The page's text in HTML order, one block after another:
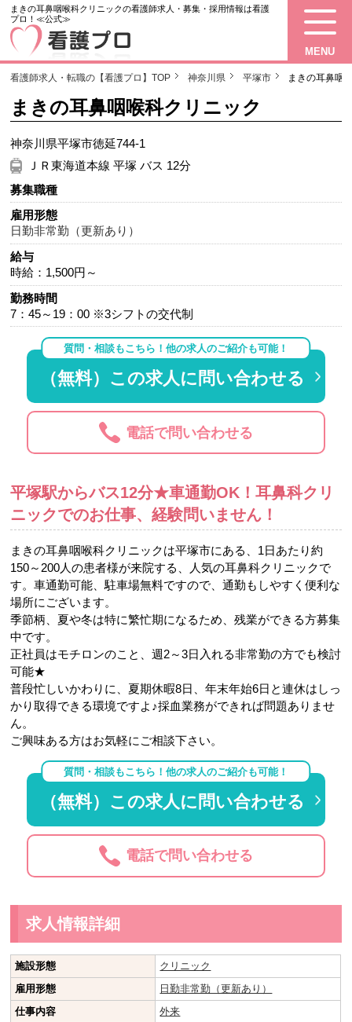
まきの耳鼻咽喉科クリニックの看護師求人・募集・採用情報は看護
プロ！≪公式≫
MENU
看護師求人・転職の【看護プロ】TOP 神奈川県 平塚市 まきの耳鼻咽
まきの耳鼻咽喉科クリニック
神奈川県平塚市徳延744-1
ＪＲ東海道本線 平塚 バス 12分
募集職種
雇用形態
日勤非常勤（更新あり）
給与
時給：1,500円～
勤務時間
7：45～19：00 ※3シフトの交代制
質問・相談もこちら！他の求人のご紹介も可能！
（無料）この求人に問い合わせる
電話で問い合わせる
平塚駅からバス12分★車通勤OK！耳鼻科クリ
ニックでのお仕事、経験問いません！
まきの耳鼻咽喉科クリニックは平塚市にある、1日あたり約
150～200人の患者様が来院する、人気の耳鼻科クリニックで
す。車通勤可能、駐車場無料ですので、通勤もしやすく便利な
場所にございます。
季節柄、夏や冬は特に繁忙期になるため、残業ができる方募集
中です。
正社員はモチロンのこと、週2～3日入れる非常勤の方でも検討
可能★
普段忙しいかわりに、夏期休暇8日、年末年始6日と連休はしっ
かり取得できる環境ですよ♪採血業務ができれば問題ありませ
ん。
ご興味ある方はお気軽にご相談下さい。
質問・相談もこちら！他の求人のご紹介も可能！
（無料）この求人に問い合わせる
電話で問い合わせる
求人情報詳細
施設形態
クリニック
雇用形態
日勤非常勤（更新あり）
仕事内容
外来